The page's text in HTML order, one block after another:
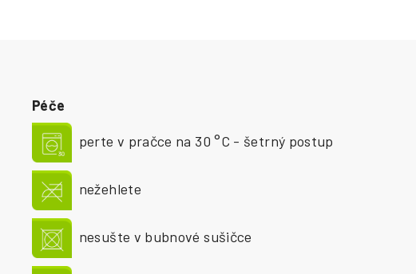
Péče
perte v pračce na 30 °C - šetrný postup
nežehlete
nesušte v bubnové sušičce